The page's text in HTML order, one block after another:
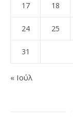
17 18
24 25
31
« Ιούλ